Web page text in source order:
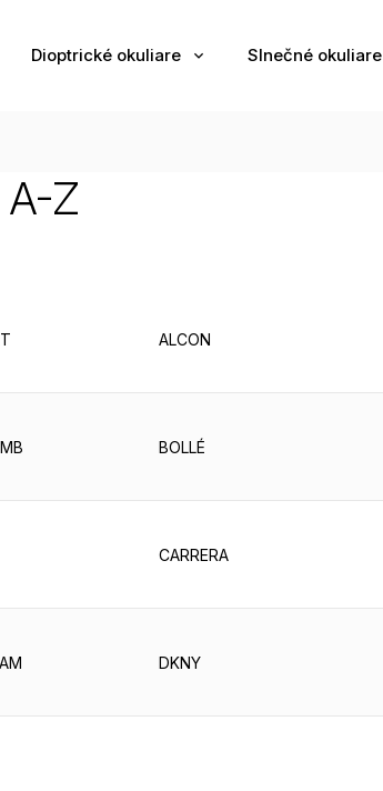
Dioptrické okuliare Slnečné okuliare
A-Z
ALCON
BOLLÉ
CARRERA
DKNY